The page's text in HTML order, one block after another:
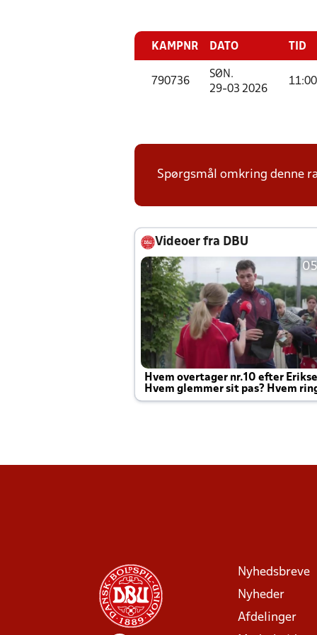
KAMPNR DATO TID
790736
SØN.
29-03 2026
11:00
Spørgsmål omkring denne
Videoer fra DBU
Hvem overtager nr.10 efter
Hvem glemmer sit pas? Hvem
Joachim altid til efter kampe?
Nyhedsbreve
Nyheder
Afdelinger